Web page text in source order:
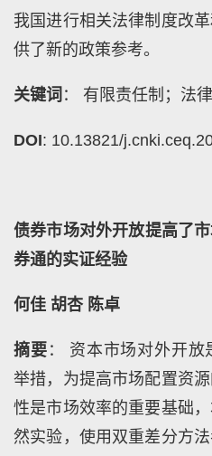
我国进行相关法律制度改
供了新的政策参考。
关键词 ： 有限责任制；法
DOI: 10.13821/
债券市场对外开放提高了
券通的实证经验
何佳 胡杏 陈卓
摘要 ： 资本市场对外开
举措，为提高市场配置资
性是市场效率的重要基础
然实验，使用双重差分方